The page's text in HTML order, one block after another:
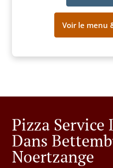
Voir le menu
Pizza Service
Dans
Noertzange